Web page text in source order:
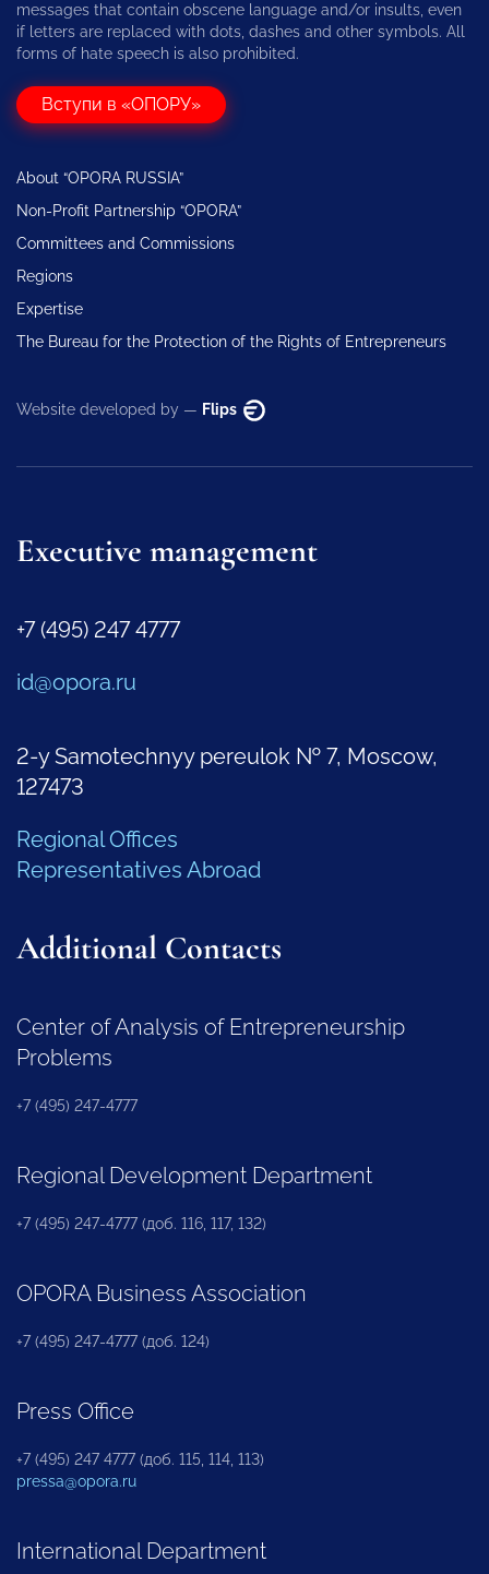
messages that contain obscene language and/or insults, even
if letters are replaced with dots, dashes and other symbols. All
forms of hate speech is also prohibited.
Вступи в «ОПОРУ»
About “OPORA RUSSIA”
Non-Profit Partnership “OPORA”
Committees and Commissions
Regions
Expertise
The Bureau for the Protection of the Rights of Entrepreneurs
Website developed by — Flips
Executive management
+7 (495) 247 4777
id@opora.ru
2-y Samotechnyy pereulok № 7, Moscow,
127473
Regional Offices
Representatives Abroad
Additional Contacts
Center of Analysis of Entrepreneurship
Problems
+7 (495) 247-4777
Regional Development Department
+7 (495) 247-4777 (доб. 116, 117, 132)
OPORA Business Association
+7 (495) 247-4777 (доб. 124)
Press Office
+7 (495) 247 4777 (доб. 115, 114, 113)
pressa@opora.ru
International Department